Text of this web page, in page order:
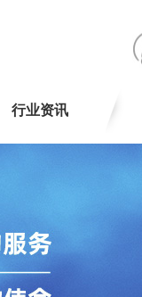
行业资讯